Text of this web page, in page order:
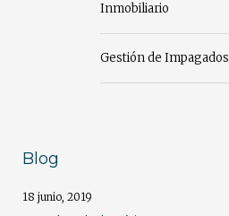
Inmobiliario
Gestión de Impagados
Blog
18 junio, 2019